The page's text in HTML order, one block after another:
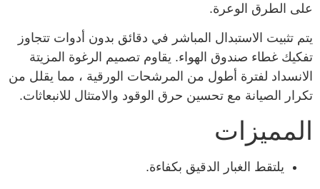
على الطرق الوعرة.
يتم تثبيت الاستبدال المباشر في دقائق بدون أدوات تتجاوز
تفكيك غطاء صندوق الهواء. يقاوم تصميم الرغوة المزيتة
الانسداد لفترة أطول من المرشحات الورقية ، مما يقلل من
تكرار الصيانة مع تحسين حرق الوقود والامتثال للانبعاثات.
المميزات
يلتقط الغبار الدقيق بكفاءة.